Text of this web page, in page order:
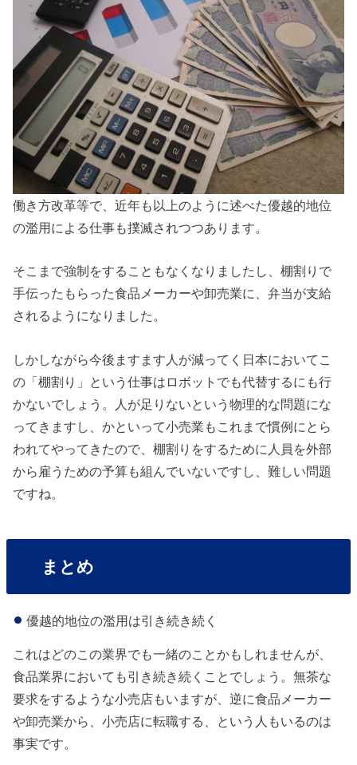
働き方改革等で、近年も以上のように述べた優越的地位
の濫用による仕事も撲滅されつつあります。
そこまで強制をすることもなくなりましたし、棚割りで
手伝ったもらった食品メーカーや卸売業に、弁当が支給
されるようになりました。
しかしながら今後ますます人が減ってく日本においてこ
の「棚割り」という仕事はロボットでも代替するにも行
かないでしょう。人が足りないという物理的な問題にな
ってきますし、かといって小売業もこれまで慣例にとら
われてやってきたので、棚割りをするために人員を外部
から雇うための予算も組んでいないですし、難しい問題
ですね。
まとめ
優越的地位の濫用は引き続き続く
これはどのこの業界でも一緒のことかもしれませんが、
食品業界においても引き続き続くことでしょう。無茶な
要求をするような小売店もいますが、逆に食品メーカー
や卸売業から、小売店に転職する、という人もいるのは
事実です。